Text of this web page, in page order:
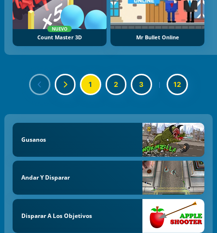
NUEVO
Count Master 3D Mr Bullet Online
1 2 3 | 12
Gusanos
Andar Y Disparar
Disparar A Los Objetivos